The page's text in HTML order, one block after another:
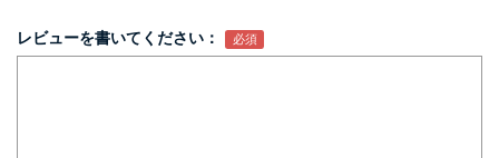
レビューを書いてください：